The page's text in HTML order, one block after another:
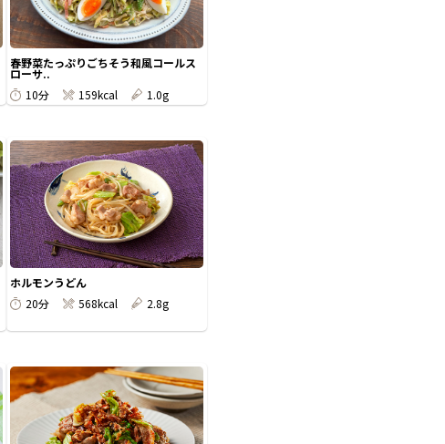
春野菜たっぷりごちそう和風コールス
ローサ..
10分
159kcal 1.0g
ホルモンうどん
20分
568kcal 2.8g